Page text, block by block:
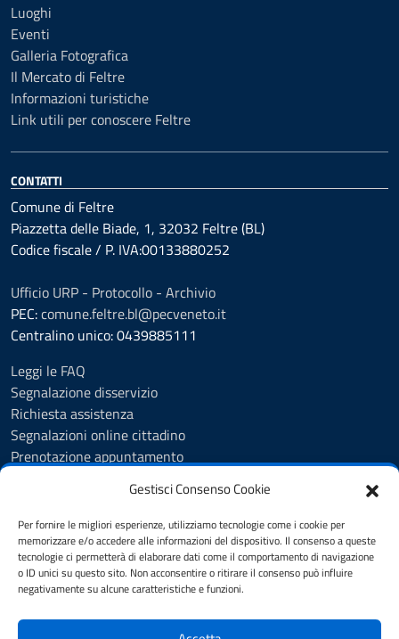
Gestisci Consenso Cookie
Per fornire le migliori esperienze, utilizziamo tecnologie come i cookie per
memorizzare e/o accedere alle informazioni del dispositivo. Il consenso a queste
tecnologie ci permetterà di elaborare dati come il comportamento di navigazione
o ID unici su questo sito. Non acconsentire o ritirare il consenso può influire
negativamente su alcune caratteristiche e funzioni.
Luoghi
Eventi
Galleria Fotografica
Il Mercato di Feltre
Informazioni turistiche
Link utili per conoscere Feltre
CONTATTI
Comune di Feltre
Piazzetta delle Biade, 1, 32032 Feltre (BL)
Codice fiscale / P. IVA:00133880252
Ufficio URP - Protocollo - Archivio
PEC:comune.feltre.bl@pecveneto.it
Centralino unico: 0439885111
Leggi le FAQ
Segnalazione disservizio
Richiesta assistenza
Segnalazioni online cittadino
Prenotazione appuntamento
Amministrazione trasparente
Informativa privacy
Cookie Policy (UE)
Dichiarazione di accessibilità